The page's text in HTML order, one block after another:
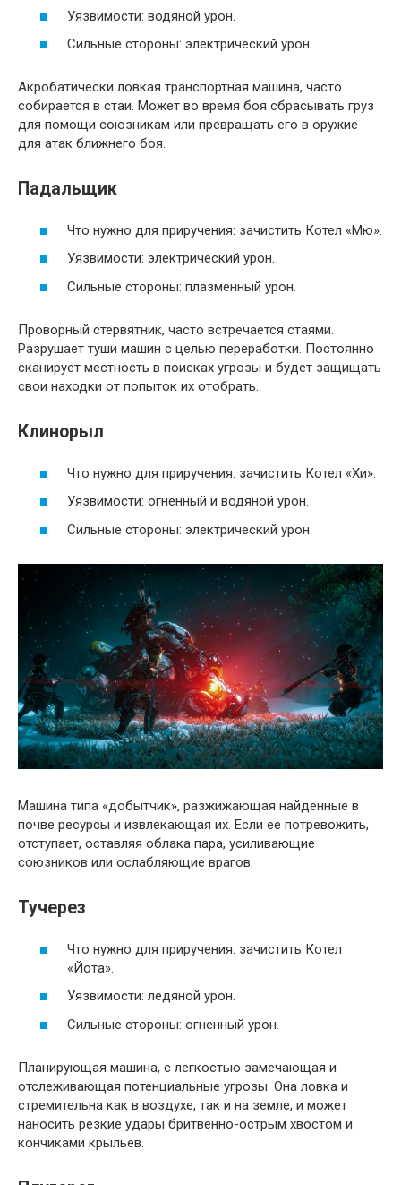
Уязвимости: водяной урон.
Сильные стороны: электрический урон.
Акробатически ловкая транспортная машина, часто
собирается в стаи. Может во время боя сбрасывать груз
для помощи союзникам или превращать его в оружие
для атак ближнего боя.
Падальщик
Что нужно для приручения: зачистить Котел «Мю».
Уязвимости: электрический урон.
Сильные стороны: плазменный урон.
Проворный стервятник, часто встречается стаями.
Разрушает туши машин с целью переработки. Постоянно
сканирует местность в поисках угрозы и будет защищать
свои находки от попыток их отобрать.
Клинорыл
Что нужно для приручения: зачистить Котел «Хи».
Уязвимости: огненный и водяной урон.
Сильные стороны: электрический урон.
Машина типа «добытчик», разжижающая найденные в
почве ресурсы и извлекающая их. Если ее потревожить,
отступает, оставляя облака пара, усиливающие
союзников или ослабляющие врагов.
Тучерез
Что нужно для приручения: зачистить Котел
«Йота».
Уязвимости: ледяной урон.
Сильные стороны: огненный урон.
Планирующая машина, с легкостью замечающая и
отслеживающая потенциальные угрозы. Она ловка и
стремительна как в воздухе, так и на земле, и может
наносить резкие удары бритвенно-острым хвостом и
кончиками крыльев.